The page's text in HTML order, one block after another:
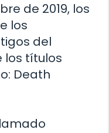
de 2019, los
los
del
los títulos
Death